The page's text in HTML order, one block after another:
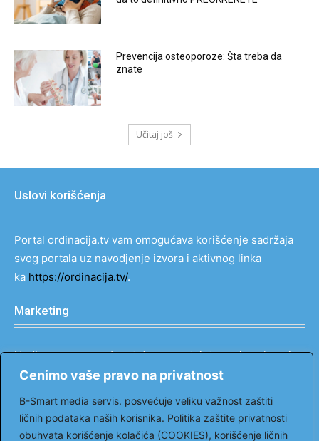
Cenimo vaše pravo na privatnost
B-Smart media servis. posvećuje veliku važnost zaštiti
ličnih podataka naših korisnika. Politika zaštite privatnosti
obuhvata korišćenje kolačića (COOKIES), korišćenje ličnih
Prevencija osteoporoze: Šta treba da
znate
Učitaj još
Uslovi korišćenja
Portal ordinacija.tv vam omogućava korišćenje sadržaja
svog portala uz navodjenje izvora i aktivnog linka
ka https://ordinacija.tv/.
Marketing
Nudimo vam mogućnost da prezentujete svoje usluge i
proizvode na najefektniji način u svim medijima sa
Kontakt: tel: 069 121 00 66
email:
markovic@ordinacija.tv